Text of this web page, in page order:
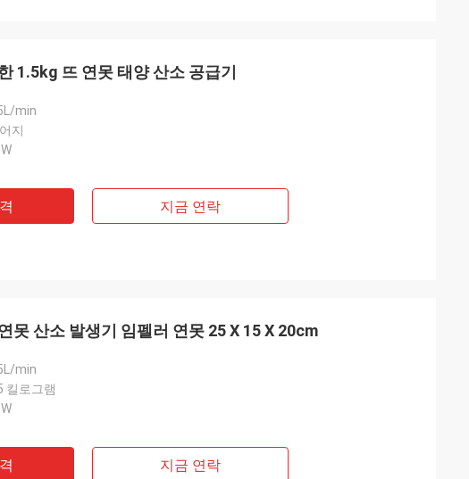
1.5kg 뜨 연못 태양 산소 공급기
min
지
지금 연락
못 산소 발생기 임펠러 연못 25 X 15 X 20cm
min
킬로그램
지금 연락